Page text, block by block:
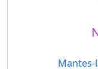
Mantes-